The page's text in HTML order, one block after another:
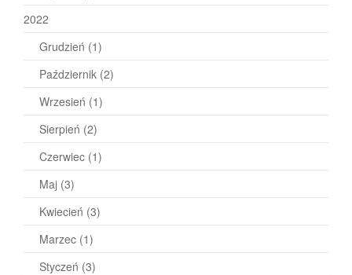
2022
Grudzień (1)
Październik (2)
Wrzesień (1)
Sierpień (2)
Czerwiec (1)
Maj (3)
Kwiecień (3)
Marzec (1)
Styczeń (3)